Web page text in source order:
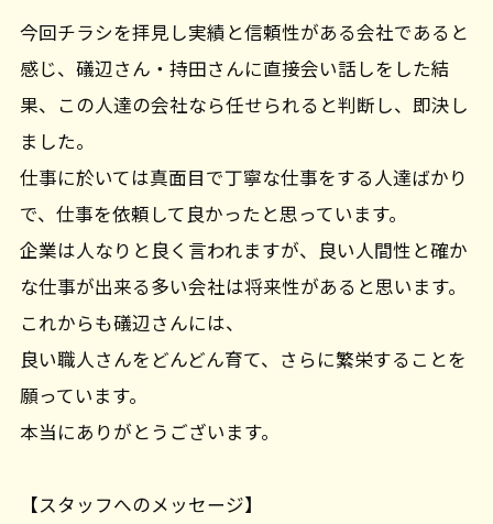
今回チラシを拝見し実績と信頼性がある会社であると
感じ、礒辺さん・持田さんに直接会い話しをした結
果、この人達の会社なら任せられると判断し、即決し
ました。
仕事に於いては真面目で丁寧な仕事をする人達ばかり
で、仕事を依頼して良かったと思っています。
企業は人なりと良く言われますが、良い人間性と確か
な仕事が出来る多い会社は将来性があると思います。
これからも礒辺さんには、
良い職人さんをどんどん育て、さらに繁栄することを
願っています。
本当にありがとうございます。
【スタッフへのメッセージ】